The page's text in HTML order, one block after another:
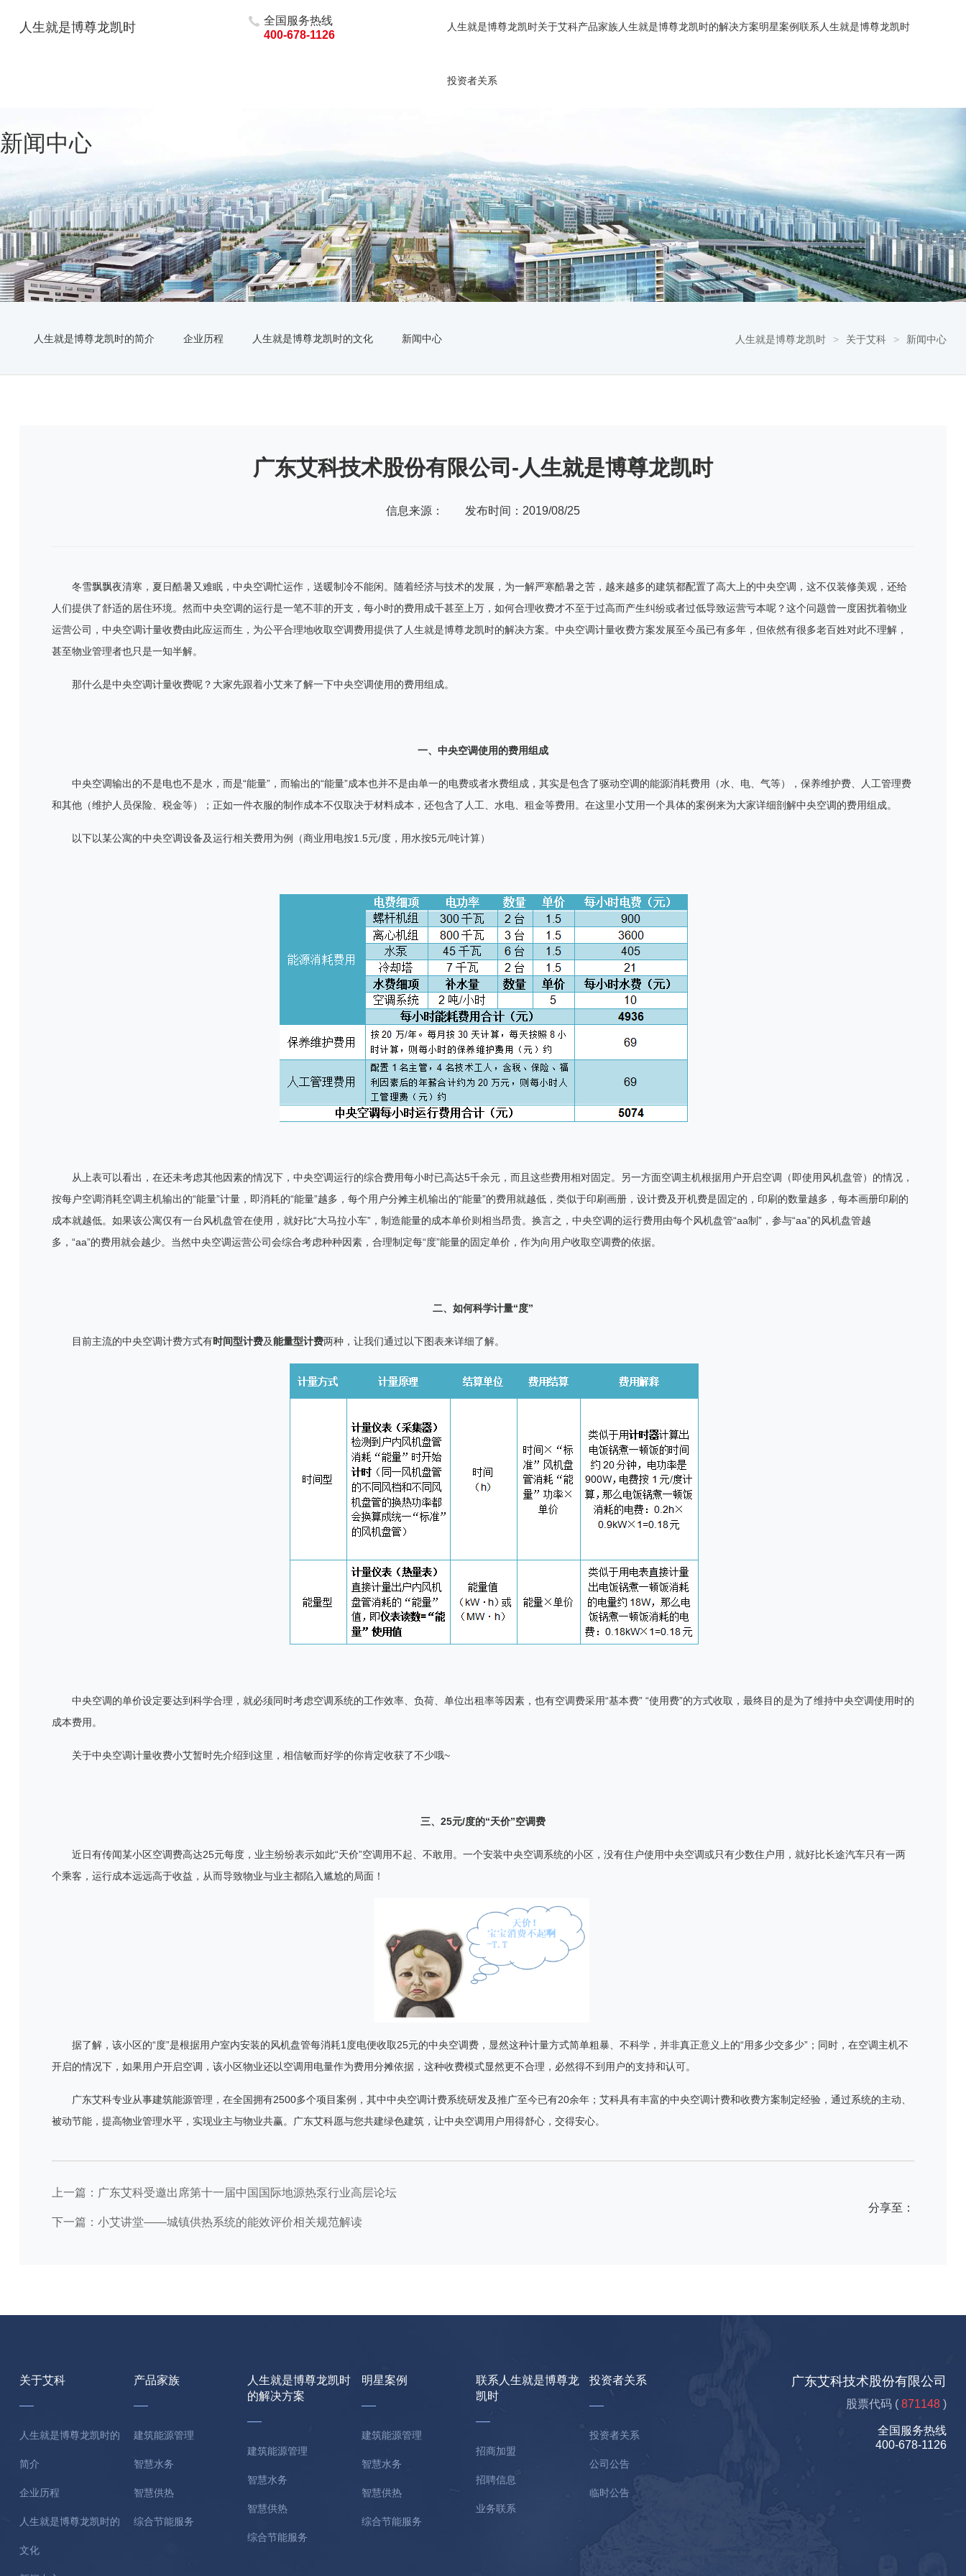
人生就是博尊龙凯时
全国服务热线
400-678-1126
人生就是博尊龙凯时关于艾科产品家族人生就是博尊龙凯时的解决方案明星案例联系人生就是博尊龙凯时
投资者关系
新闻中心
人生就是博尊龙凯时 > 关于艾科 > 新闻中心
人生就是博尊龙凯时的简介 企业历程 人生就是博尊龙凯时的文化 新闻中心
广东艾科技术股份有限公司-人生就是博尊龙凯时
信息来源： 发布时间：2019/08/25
冬雪飘飘夜清寒，夏日酷暑又难眠，中央空调忙运作，送暖制冷不能闲。随着经济与技术的发展，为一解严寒酷暑之苦，越来越多的建筑都配置了高大上的中央空调，这不仅装修美观，还给
人们提供了舒适的居住环境。然而中央空调的运行是一笔不菲的开支，每小时的费用成千甚至上万，如何合理收费才不至于过高而产生纠纷或者过低导致运营亏本呢？这个问题曾一度困扰着物业
运营公司，中央空调计量收费由此应运而生，为公平合理地收取空调费用提供了人生就是博尊龙凯时的解决方案。中央空调计量收费方案发展至今虽已有多年，但依然有很多老百姓对此不理解，
甚至物业管理者也只是一知半解。
那什么是中央空调计量收费呢？大家先跟着小艾来了解一下中央空调使用的费用组成。
一、中央空调使用的费用组成
中央空调输出的不是电也不是水，而是“能量”，而输出的“能量”成本也并不是由单一的电费或者水费组成，其实是包含了驱动空调的能源消耗费用（水、电、气等），保养维护费、人工管理费
和其他（维护人员保险、税金等）；正如一件衣服的制作成本不仅取决于材料成本，还包含了人工、水电、租金等费用。在这里小艾用一个具体的案例来为大家详细剖解中央空调的费用组成。
以下以某公寓的中央空调设备及运行相关费用为例（商业用电按1.5元/度，用水按5元/吨计算）
从上表可以看出，在还未考虑其他因素的情况下，中央空调运行的综合费用每小时已高达5千余元，而且这些费用相对固定。另一方面空调主机根据用户开启空调（即使用风机盘管）的情况，
按每户空调消耗空调主机输出的“能量”计量，即消耗的“能量”越多，每个用户分摊主机输出的“能量”的费用就越低，类似于印刷画册，设计费及开机费是固定的，印刷的数量越多，每本画册印刷的
成本就越低。如果该公寓仅有一台风机盘管在使用，就好比“大马拉小车”，制造能量的成本单价则相当昂贵。换言之，中央空调的运行费用由每个风机盘管“aa制”，参与“aa”的风机盘管越
多， “aa”的费用就会越少。当然中央空调运营公司会综合考虑种种因素，合理制定每“度”能量的固定单价，作为向用户收取空调费的依据。
二、 如何科学计量“度”
目前主流的中央空调计费方式有时间型计费及能量型计费两种，让我们通过以下图表来详细了解。
中央空调的单价设定要达到科学合理，就必须同时考虑空调系统的工作效率、负荷、单位出租率等因素，也有空调费采用“基本费” “使用费”的方式收取，最终目的是为了维持中央空调使用时的
成本费用。
关于中央空调计量收费小艾暂时先介绍到这里，相信敏而好学的你肯定收获了不少哦~
三、25元/度的“天价”空调费
近日有传闻某小区空调费高达25元每度，业主纷纷表示如此“天价”空调用不起、不敢用。一个安装中央空调系统的小区，没有住户使用中央空调或只有少数住户用，就好比长途汽车只有一两
个乘客，运行成本远远高于收益，从而导致物业与业主都陷入尴尬的局面！
据了解，该小区的“度”是根据用户室内安装的风机盘管每消耗1 度电便收取25元的中央空调费，显然这种计量方式简单粗暴、不科学，并非真正意义上的“用多少交多少”；同时，在空调主机不
开启的情况下，如果用户开启空调，该小区物业还以空调用电量作为费用分摊依据，这种收费模式显然更不合理，必然得不到用户的支持和认可。
广东艾科专业从事建筑能源管理，在全国拥有2500多个项目案例，其中中央空调计费系统研发及推广至今已有20余年；艾科具有丰富的中央空调计费和收费方案制定经验，通过系统的主动、
被动节能，提高物业管理水平，实现业主与物业共赢。广东艾科愿与您共建绿色建筑，让中央空调用户用得舒心，交得安心。
分享至：
上一篇：广东艾科受邀出席第十一届中国国际地源热泵行业高层论坛
下一篇：小艾讲堂——城镇供热系统的能效评价相关规范解读
关于艾科
人生就是博尊龙凯时的
简介
企业历程
人生就是博尊龙凯时的
文化
产品家族
建筑能源管理
智慧水务
智慧供热
综合节能服务
人生就是博尊龙凯时
的解决方案
建筑能源管理
智慧水务
智慧供热
综合节能服务
明星案例
建筑能源管理
智慧水务
智慧供热
综合节能服务
联系人生就是博尊龙
凯时
招商加盟
招聘信息
业务联系
投资者关系
投资者关系
公司公告
临时公告
广东艾科技术股份有限公司
股票代码 (871148 )
全国服务热线
400-678-1126